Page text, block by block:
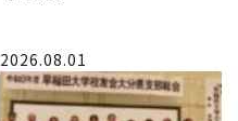
2026.08.01